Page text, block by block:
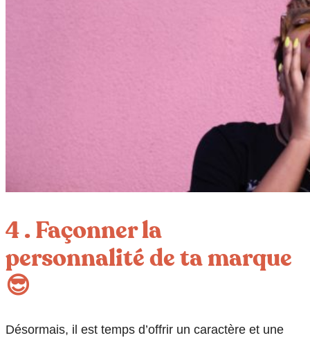
4 . Façonner la
personnalité de ta marque
😎
Désormais, il est temps d’offrir un caractère et une